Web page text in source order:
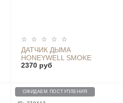
ДАТЧИК ДЫМА
HONEYWELL SMOKE
ALARM - JTYJ-GD-03MI/BB
2370 руб
ОЖИДАЕМ ПОСТУПЛЕНИЯ